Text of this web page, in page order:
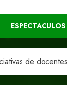
ESPECTACULOS
de